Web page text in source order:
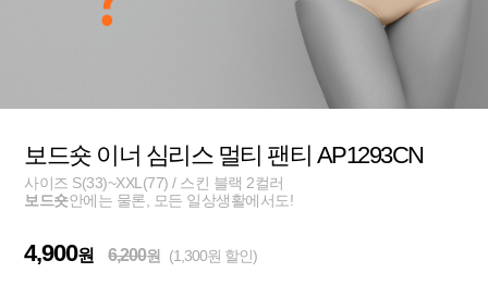
보드숏 이너 심리스 멀티 팬티 AP1293CN
사이즈 S(33)~XXL(77) / 스킨 블랙 2컬러
보드숏안에는 물론, 모든 일상생활에서도!
4,900원 6,200원 (1,300원 할인)